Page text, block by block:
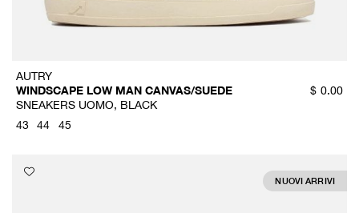
AUTRY
WINDSCAPE LOW MAN CANVAS/SUEDE
SNEAKERS UOMO, BLACK
$ 0.00
43 44 45
NUOVI ARRIVI